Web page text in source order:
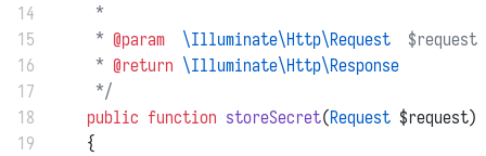
14
     *
15
     *
@param \Illuminate\Http\Request
  $request
16
     *
@return \Illuminate\Http\Response
17
     */
18
public function storeSecret(Request $request)
19
    {